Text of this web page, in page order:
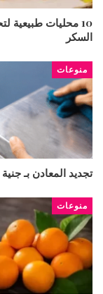
10 محليات طبيعية
السكر
منوعات
تجديد المعادن بـ
منوعات